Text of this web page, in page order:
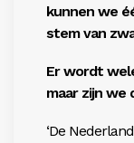
kunnen we
stem van
Er wordt
maar zijn we
‘De